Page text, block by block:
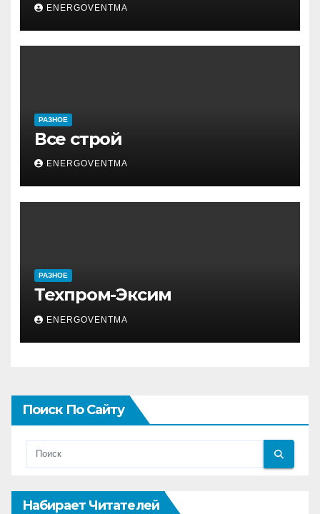
ENERGOVENTMA
РАЗНОЕ
Все строй
ENERGOVENTMA
РАЗНОЕ
Техпром-Эксим
ENERGOVENTMA
Поиск По Сайту
Набирает Читателей